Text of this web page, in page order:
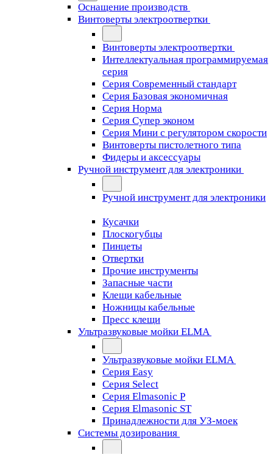
Оснащение производств
Винтоверты электроотвертки
Винтоверты электроотвертки
Интеллектуальная программируемая
серия
Серия Современный стандарт
Серия Базовая экономичная
Серия Норма
Серия Cупер эконом
Серия Мини с регулятором скорости
Винтоверты пистолетного типа
Фидеры и аксессуары
Ручной инструмент для электроники
Ручной инструмент для электроники
Кусачки
Плоскогубцы
Пинцеты
Отвертки
Прочие инструменты
Запасные части
Клещи кабельные
Ножницы кабельные
Пресс клещи
Ультразвуковые мойки ELMA
Ультразвуковые мойки ELMA
Серия Easy
Серия Select
Серия Elmasonic P
Серия Elmasonic ST
Принадлежности для УЗ-моек
Системы дозирования